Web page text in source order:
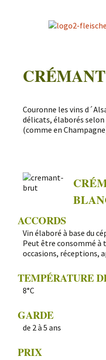
Couronne les vins
délicats, élaborés
(comme en
ACCORDS
Vin élaboré à base du
Peut être consommé à
occasions, réceptions,
TEMPÉRATURE
8°C
GARDE
de 2 à 5 ans
PRIX